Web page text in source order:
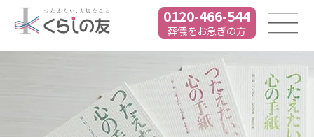
0120-466-544
葬儀をお急ぎの方